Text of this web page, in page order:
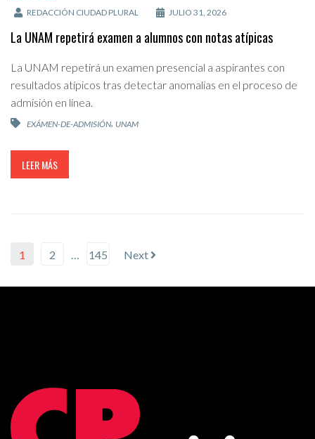
REDACCIÓN CIUDAD PLURAL JULIO 31, 2026
La UNAM repetirá examen a alumnos con notas atípicas
La UNAM repetirá un examen presencial a aspirantes con
resultados atípicos tras detectar anomalías en el proceso de
admisión en línea.
EXÁMEN-DE-ADMISIÓN, UNAM
LEER MÁS
1 2 … 145 Next